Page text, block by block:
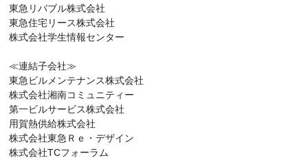
東急リバブル株式会社
東急住宅リース株式会社
株式会社学生情報センター
≪連結子会社≫
東急ビルメンテナンス株式会社
株式会社湘南コミュニティー
第一ビルサービス株式会社
用賀熱供給株式会社
株式会社東急Ｒｅ・デザイン
株式会社TCフォーラム